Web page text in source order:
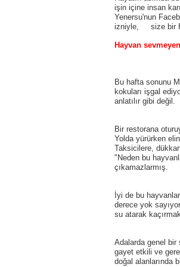
işin içine insan
Yenersu'nun
izniyle, size bir
Hayvan
Bu hafta sonunu
kokuları işgal
anlatılır gibi değil.
Bir restorana
Yolda yürürken
Taksicilere,
"Neden bu
çıkamazlarmış.
İyi de bu
derece yok
su atarak
Adalarda genel bir
gayet etkili ve
doğal alanlarında